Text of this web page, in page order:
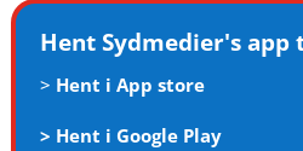
Hent Sydmedier's
> Hent i App store
> Hent i Google Play